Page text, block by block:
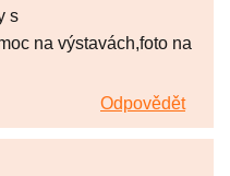
s
na výstavách,foto na
Odpovědět